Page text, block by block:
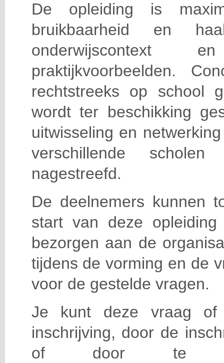
De opleiding is
bruikbaarheid en
praktijkvoorbeelden.
rechtstreeks op school
wordt ter beschikking
uitwisseling en
verschillende scholen
nagestreefd.
De deelnemers kunnen
start van deze
bezorgen aan de
tijdens de vorming en de
voor de gestelde vragen.
Je kunt deze vraag of
inschrijving, door de
of door te e-